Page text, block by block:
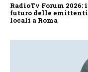
RadioTv Forum 2026:
futuro delle emittenti
locali a Roma